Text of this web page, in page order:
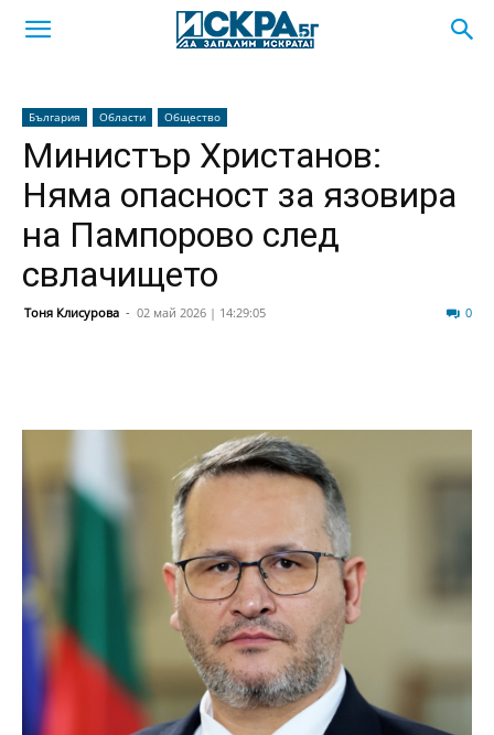
България Области Общество
Министър Христанов:
Няма опасност за язовира
на Пампорово след
свлачището
Тоня Клисурова - 02 май 2026 | 14:29:05 0